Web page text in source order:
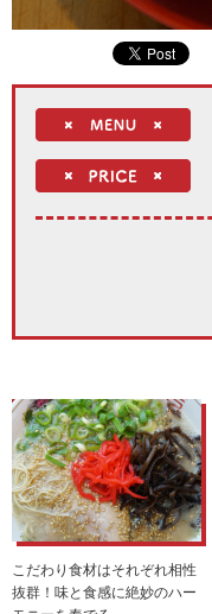
こだわり食材はそれぞれ相性
抜群！味と食感に絶妙のハー